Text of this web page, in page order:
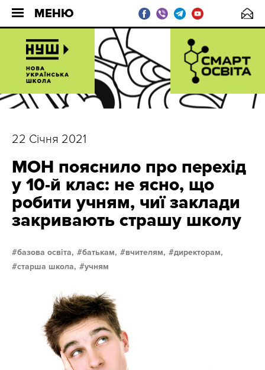
МЕНЮ
22 Січня 2021
МОН пояснило про перехід
у 10-й клас: не ясно, що
робити учням, чиї заклади
закривають страшу школу
базова освіта, батькам, вчителям,
директорам,
старша школа,
учням